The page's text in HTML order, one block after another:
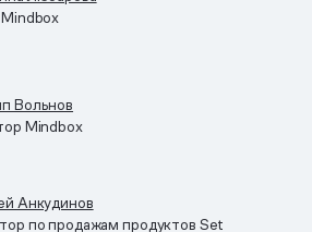
Вольнов
Mindbox
Анкудинов
по продажам продуктов Set